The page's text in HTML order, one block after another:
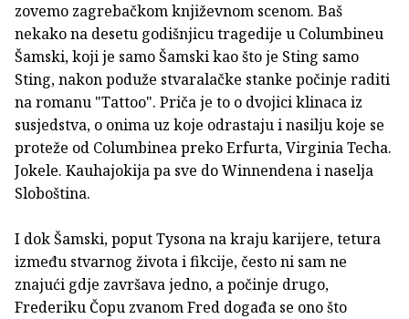
zovemo zagrebačkom književnom scenom. Baš
nekako na desetu godišnjicu tragedije u Columbineu
Šamski, koji je samo Šamski kao što je Sting samo
Sting, nakon poduže stvaralačke stanke počinje raditi
na romanu "Tattoo". Priča je to o dvojici klinaca iz
susjedstva, o onima uz koje odrastaju i nasilju koje se
proteže od Columbinea preko Erfurta, Virginia Techa.
Jokele. Kauhajokija pa sve do Winnendena i naselja
Sloboština.
I dok Šamski, poput Tysona na kraju karijere, tetura
između stvarnog života i fikcije, često ni sam ne
znajući gdje završava jedno, a počinje drugo,
Frederiku Čopu zvanom Fred događa se ono što